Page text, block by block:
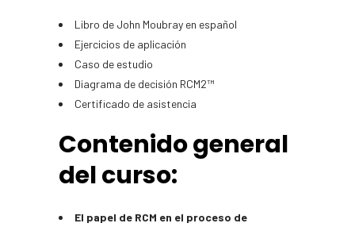
Libro de John Moubray en español
Ejercicios de aplicación
Caso de estudio
Diagrama de decisión RCM2™
Certificado de asistencia
Contenido general
del curso:
El papel de RCM en el proceso de